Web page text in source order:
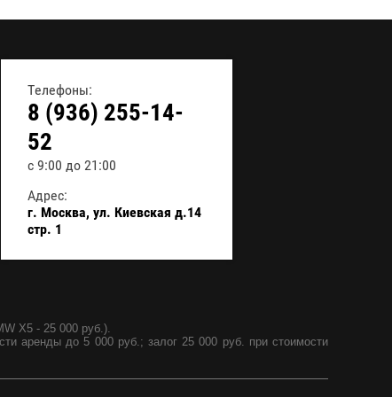
Телефоны:
8 (936) 255-14-
52
с 9:00 до 21:00
Адрес:
г. Москва, ул. Киевская д.14
стр. 1
X5 - 25 000 руб.).
аренды до 5 000 руб.; залог 25 000 руб. при стоимости